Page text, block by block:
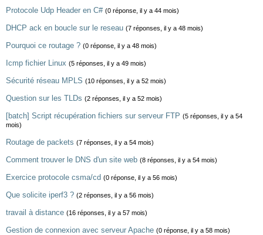
Protocole Udp Header en C# (0 réponse, il y a 44 mois)
DHCP ack en boucle sur le reseau (7 réponses, il y a 48 mois)
Pourquoi ce routage ? (0 réponse, il y a 48 mois)
Icmp fichier Linux (5 réponses, il y a 49 mois)
Sécurité réseau MPLS (10 réponses, il y a 52 mois)
Question sur les TLDs (2 réponses, il y a 52 mois)
[batch] Script récupération fichiers sur serveur FTP (5 réponses, il y a 54
mois)
Routage de packets (7 réponses, il y a 54 mois)
Comment trouver le DNS d'un site web (8 réponses, il y a 54 mois)
Exercice protocole csma/cd (0 réponse, il y a 56 mois)
Que solicite iperf3 ? (2 réponses, il y a 56 mois)
travail à distance (16 réponses, il y a 57 mois)
Gestion de connexion avec serveur Apache (0 réponse, il y a 58 mois)